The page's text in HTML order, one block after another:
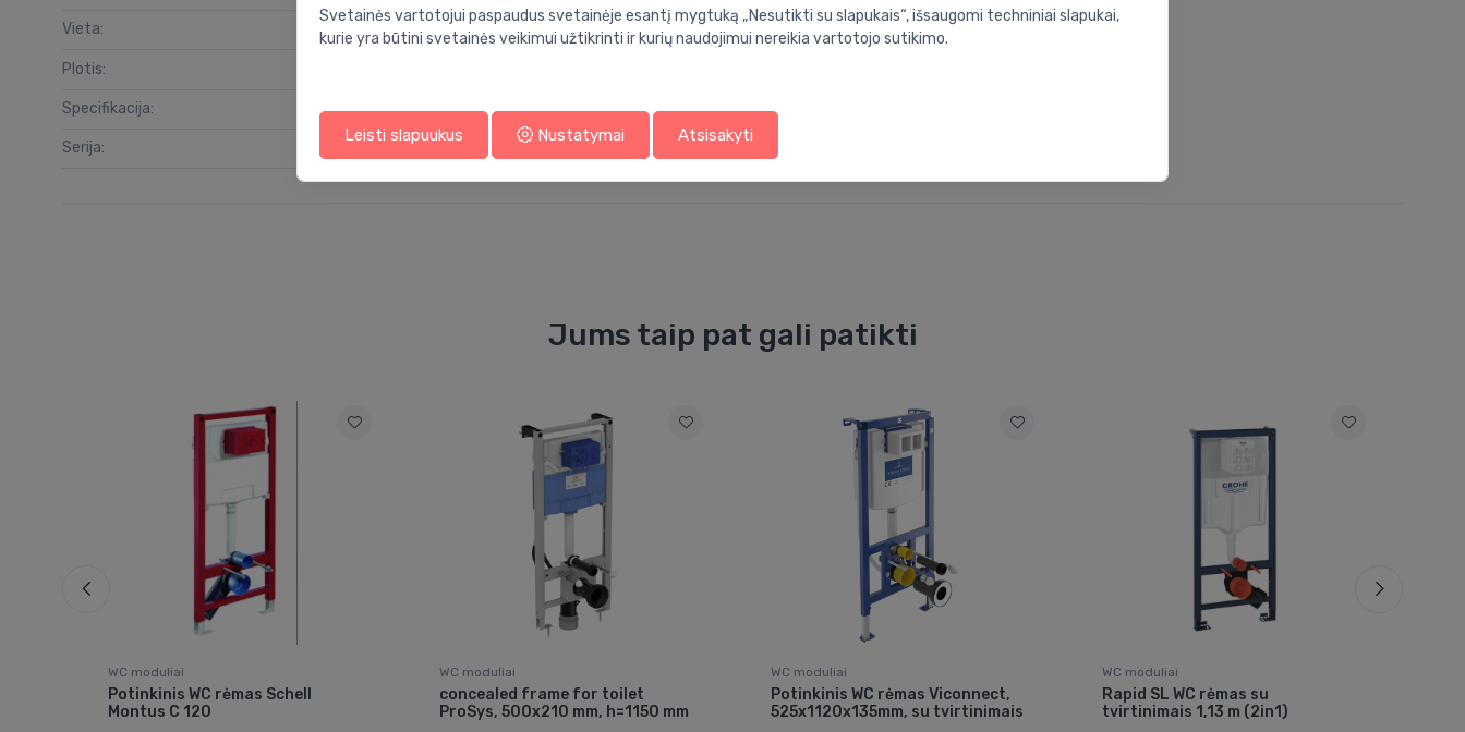
Vieta: ant sienos
Plotis:
Specifikacija: aukštas
Serija:
Jums taip pat gali patikti
WC moduliai
Potinkinis WC rėmas Schell
Montus C 120
WC moduliai
concealed frame for toilet
ProSys, 500x210 mm, h=1150 mm
WC moduliai
Potinkinis WC rėmas Viconnect,
525x1120x135mm, su tvirtinimais
WC moduliai
Rapid SL WC rėmas su
tvirtinimais 1,13 m (2in1)
Svetainės vartotojui paspaudus svetainėje esantį mygtuką „Nesutikti su slapukais“, išsaugomi techniniai slapukai,
kurie yra būtini svetainės veikimui užtikrinti ir kurių naudojimui nereikia vartotojo sutikimo.
Leisti slapuukus Nustatymai Atsisakyti